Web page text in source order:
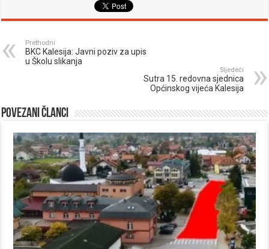
Prethodni
BKC Kalesija: Javni poziv za upis
u Školu slikanja
Sljedeći
Sutra 15. redovna sjednica
Općinskog vijeća Kalesija
Povezani članci